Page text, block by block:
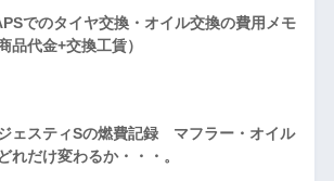
でのタイヤ交換・オイル交換の費用メモ
商品代金+交換工賃）
ェスティSの燃費記録 マフラー・オイル
れだけ変わるか・・・。